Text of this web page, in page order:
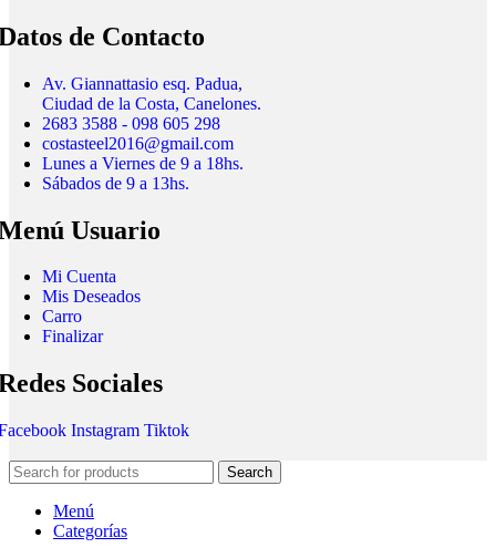
de Contacto
Av. Giannattasio esq. Padua,
Ciudad de la Costa, Canelones.
2683 3588 - 098 605 298
costasteel2016@gmail.com
Lunes a Viernes de 9 a 18hs.
Sábados de 9 a 13hs.
Usuario
Mi Cuenta
Mis Deseados
Carro
Finalizar
Sociales
Instagram Tiktok
Search
Menú
Categorías